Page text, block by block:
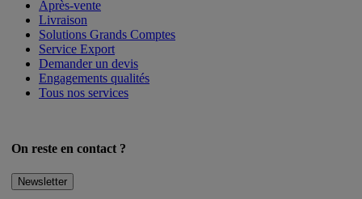
Après-vente
Livraison
Solutions Grands Comptes
Service Export
Demander un devis
Engagements qualités